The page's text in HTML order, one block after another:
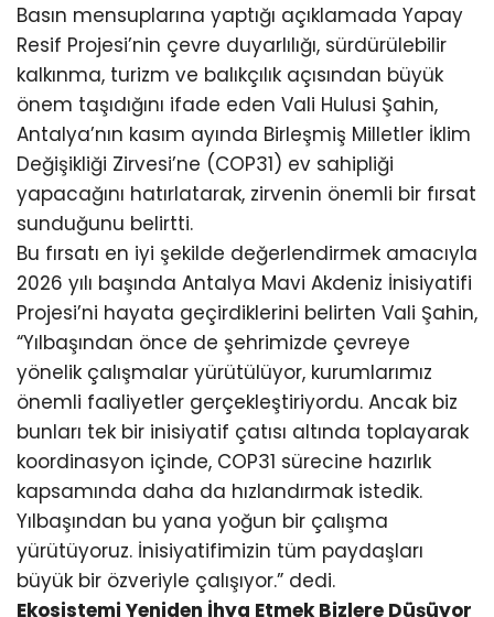
Basın mensuplarına yaptığı açıklamada Yapay
Resif Projesi’nin çevre duyarlılığı, sürdürülebilir
kalkınma, turizm ve balıkçılık açısından büyük
önem taşıdığını ifade eden Vali Hulusi Şahin,
Antalya’nın kasım ayında Birleşmiş Milletler İklim
Değişikliği Zirvesi’ne (COP31) ev sahipliği
yapacağını hatırlatarak, zirvenin önemli bir fırsat
sunduğunu belirtti.
Bu fırsatı en iyi şekilde değerlendirmek amacıyla
2026 yılı başında Antalya Mavi Akdeniz İnisiyatifi
Projesi’ni hayata geçirdiklerini belirten Vali Şahin,
“Yılbaşından önce de şehrimizde çevreye
yönelik çalışmalar yürütülüyor, kurumlarımız
önemli faaliyetler gerçekleştiriyordu. Ancak biz
bunları tek bir inisiyatif çatısı altında toplayarak
koordinasyon içinde, COP31 sürecine hazırlık
kapsamında daha da hızlandırmak istedik.
Yılbaşından bu yana yoğun bir çalışma
yürütüyoruz. İnisiyatifimizin tüm paydaşları
büyük bir özveriyle çalışıyor.” dedi.
Ekosistemi Yeniden İhya Etmek Bizlere Düşüyor